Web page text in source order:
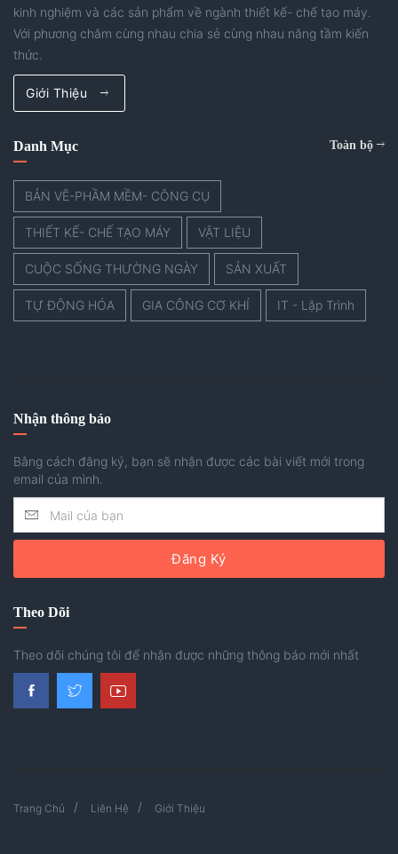
kinh nghiệm và các sản phẩm về ngành thiết kế- chế tạo máy.
Với phương châm cùng nhau chia sẻ cùng nhau nâng tầm kiến
thức.
Giới Thiệu
Danh Mục Toàn bộ
BẢN VẼ-PHẦM MỀM- CÔNG CỤ
THIẾT KẾ- CHẾ TẠO MÁY VẬT LIỆU
CUỘC SỐNG THƯỜNG NGÀY SẢN XUẤT
TỰ ĐỘNG HÓA GIA CÔNG CƠ KHÍ IT - Lập Trình
Nhận thông báo
Bằng cách đăng ký, bạn sẽ nhận được các bài viết mới trong
email của mình.
Đăng Ký
Theo Dõi
Theo dõi chúng tôi để nhận được những thông báo mới nhất
Trang Chủ Liên Hệ Giới Thiệu